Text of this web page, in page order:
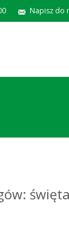
Napisz do
święta